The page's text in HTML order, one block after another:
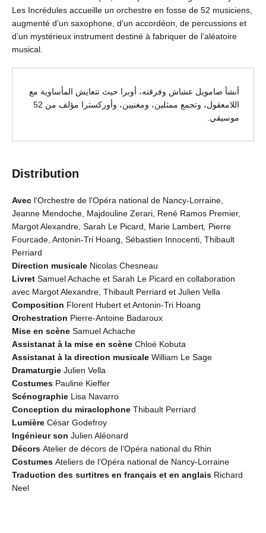
Les Incrédules accueille un orchestre en fosse de 52 musiciens,
augmenté d’un saxophone, d’un accordéon, de percussions et
d’un mystérieux instrument destiné à fabriquer de l’aléatoire
musical.
أنشأ صامويل عشاش وفرقته، أوبرا حيث تتعايش المأساوية مع
اللامعقول، وتجمع ممثلين، ومغنيين، وأوركسترا مؤلف من 52
موسيقي.
Distribution
Avec l'Orchestre de l'Opéra national de Nancy-Lorraine,
Jeanne Mendoche, Majdouline Zerari, René Ramos Premier,
Margot Alexandre, Sarah Le Picard, Marie Lambert Pierre
Fourcade, Antonin-Tri Hoang, Sébastien Innocenti, Thibault
Perriard
Direction musicale Nicolas Chesneau
Livret Samuel Achache et Sarah Le Picard en collaboration
avec Margot Alexandre, Thibault Perriard et Julien Vella
Composition Florent Hubert et Antonin-Tri Hoang
Orchestration Pierre-Antoine Badaroux
Mise en scène Samuel Achache
Assistanat à la mise en scène Chloé Kobuta
Assistanat à la direction musicale William Le Sage
Dramaturgie Julien Vella
Costumes Pauline Kieffer
Scénographie Lisa Navarro
Conception du miraclophone Thibault Perriard
Lumière César Godefroy
Ingénieur son Julien Aléonard
Décors Atelier de décors de l’Opéra national du Rhin
Costumes Ateliers de l’Opéra national de Nancy-Lorraine
Traduction des surtitres en français et en anglais Richard
Neel